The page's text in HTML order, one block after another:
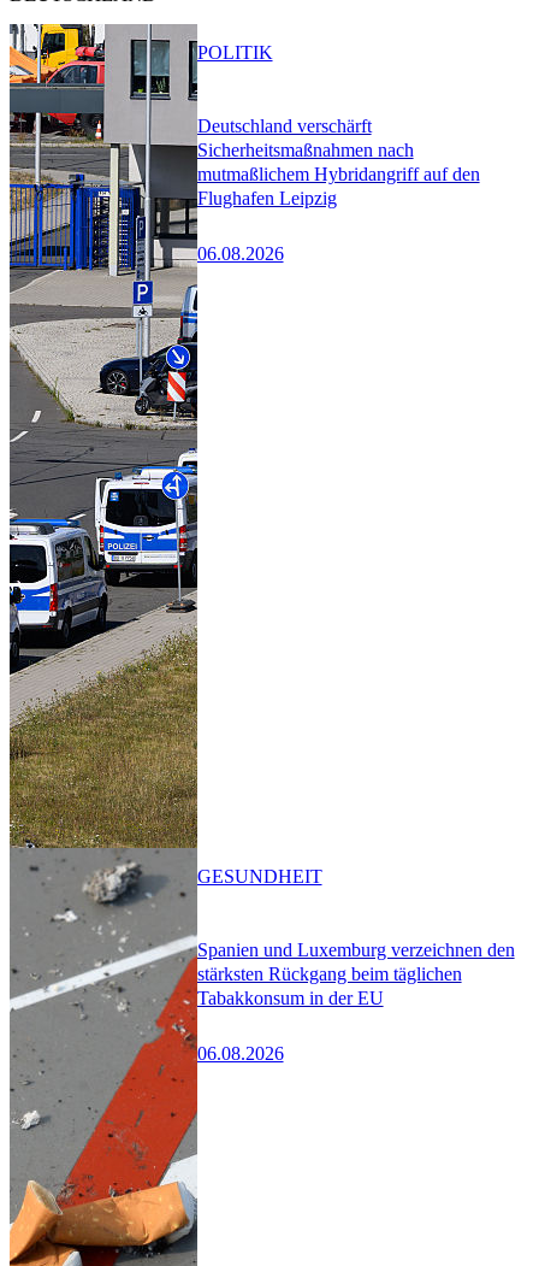
Deutschland verschärft
Sicherheitsmaßnahmen nach
mutmaßlichem Hybridangriff auf den
Flughafen Leipzig
06.08.2026
POLITIK
Spanien und Luxemburg verzeichnen den
stärksten Rückgang beim täglichen
Tabakkonsum in der EU
06.08.2026
GESUNDHEIT